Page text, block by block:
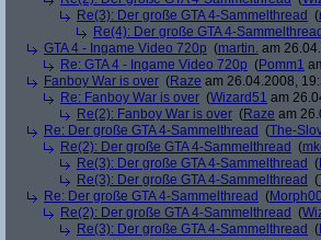
Re(3): Der große GTA 4-Sammelthread (
Re(4): Der große GTA 4-Sammelthread
GTA 4 - Ingame Video 720p (martin. am
Re: GTA 4 - Ingame Video 720p (Pomm1
Fanboy War is over (Raze am 26.04.2008,
Re: Fanboy War is over (Wizard51 am
Re(2): Fanboy War is over (Raze am
Re: Der große GTA 4-Sammelthread (The-
Re(2): Der große GTA 4-Sammelthread (
Re(3): Der große GTA 4-Sammelthread (
Re(3): Der große GTA 4-Sammelthread (
Re: Der große GTA 4-Sammelthread (
Re(2): Der große GTA 4-Sammelthread (
Re(3): Der große GTA 4-Sammelthread (